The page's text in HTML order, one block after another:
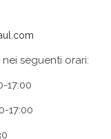
seguenti orari:
17:00
17:00